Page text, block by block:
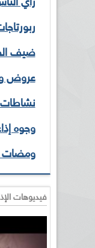
رأي
ضيف
عروض
نشاطات
وجوه
فيديوهات